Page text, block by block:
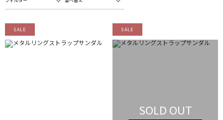
フリーワード
売れ筋順
新着順
SALE SALE
SOLD OUT